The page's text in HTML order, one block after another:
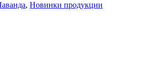
, Новинки продукции